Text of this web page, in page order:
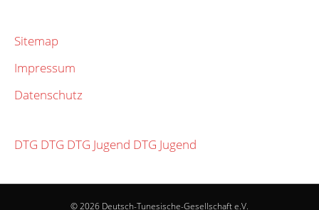
Sitemap
Impressum
Datenschutz
DTG DTG DTG Jugend DTG Jugend
© 2026 Deutsch-Tunesische-Gesellschaft e.V.